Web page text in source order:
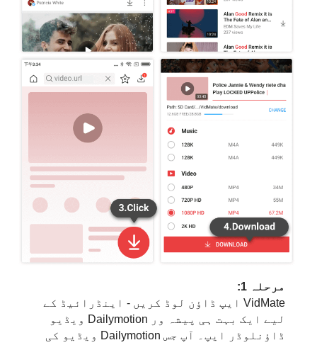
مرحلہ 1:
VidMate ایپ ڈاؤن لوڈ کریں - اینڈرائیڈ کے
لیے ایک بہت ہی پیشہ ور Dailymotion ویڈیو
ڈاؤنلوڈر ایپ۔ آپ جس Dailymotion ویڈیو کی